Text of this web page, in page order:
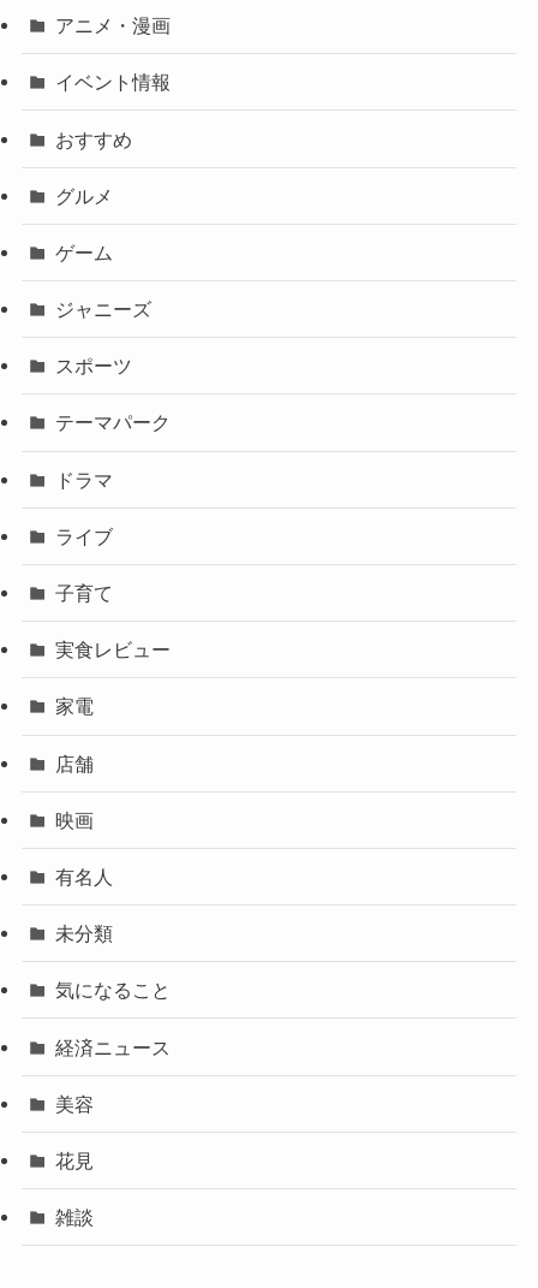
アニメ・漫画
イベント情報
おすすめ
グルメ
ゲーム
ジャニーズ
スポーツ
テーマパーク
ドラマ
ライブ
子育て
実食レビュー
家電
店舗
映画
有名人
未分類
気になること
経済ニュース
美容
花見
雑談